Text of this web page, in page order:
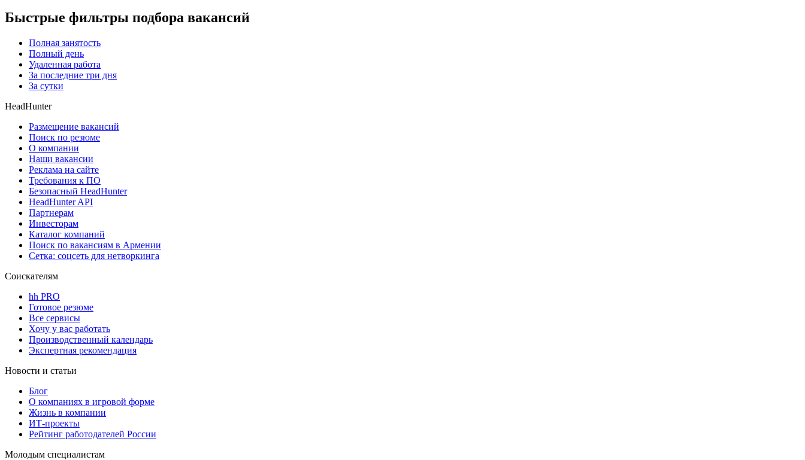
Быстрые фильтры подбора вакансий
Полная занятость
Полный день
Удаленная работа
За последние три дня
За сутки
HeadHunter
Размещение вакансий
Поиск по резюме
О компании
Наши вакансии
Реклама на сайте
Требования к ПО
Безопасный HeadHunter
HeadHunter API
Партнерам
Инвесторам
Каталог компаний
Поиск по вакансиям в Армении
Сетка: соцсеть для нетворкинга
Соискателям
hh PRO
Готовое резюме
Все сервисы
Хочу у вас работать
Производственный календарь
Экспертная рекомендация
Новости и статьи
Блог
О компаниях в игровой форме
Жизнь в компании
ИТ-проекты
Рейтинг работодателей России
Молодым специалистам